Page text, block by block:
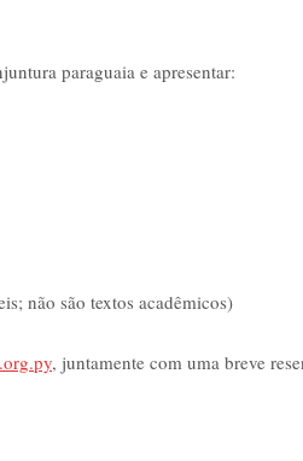
paraguaia e apresentar:
não são textos acadêmicos)
, juntamente com uma breve